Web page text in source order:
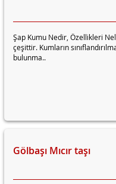
Şap Kumu Nedir, Özellikleri
çeşittir. Kumların
bulunma..
Gölbaşı Mıcır taşı